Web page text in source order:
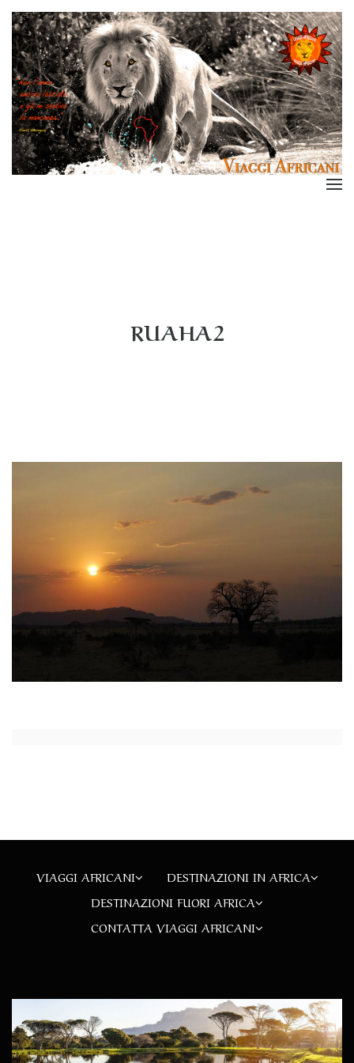
RUAHA2
VIAGGI AFRICANI
DESTINAZIONI IN AFRICA
DESTINAZIONI FUORI AFRICA
CONTATTA VIAGGI AFRICANI